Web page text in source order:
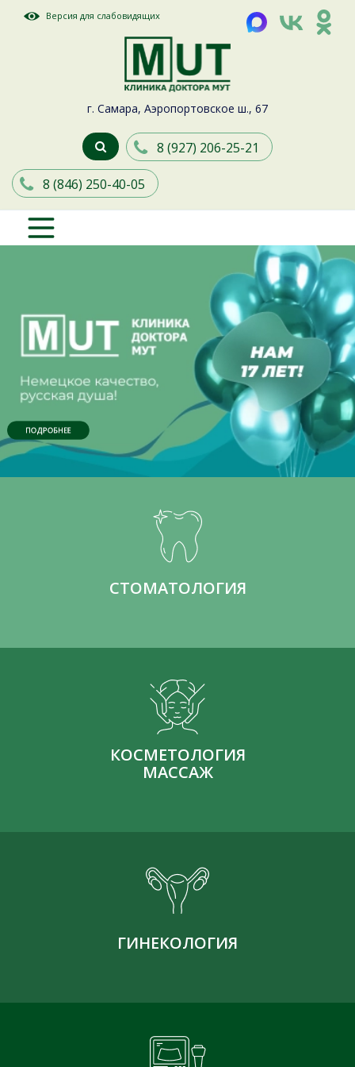
Версия для слабовидящих
г. Самара, Аэропортовское ш., 67
8 (927) 206-25-21
8 (846) 250-40-05
ПОДРОБНЕЕ
СТОМАТОЛОГИЯ
КОСМЕТОЛОГИЯ
МАССАЖ
ГИНЕКОЛОГИЯ